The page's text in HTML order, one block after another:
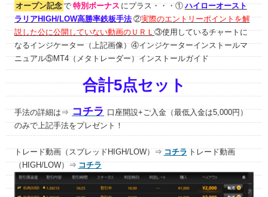
オープン記念で特別ボーナスにプラス・・・① ハイローオースト
ラリアHIGH/LOW高勝率鉄板手法 ②実際のエントリーポイントを解
説した公に公開していない動画のＵＲＬ③使用しているチャートに
なるインジケーター（上記画像）④インジケーターインストールマ
ニュアル⑤MT4（メタトレーダー）インストールガイド
合計5点セット
手法の詳細は⇒ コチラ 口座開設+ご入金（最低入金は5,000円）
のみで上記手法をプレゼント！
トレード動画（スプレッドHIGH/LOW）⇒ コチラ トレード動画
（HIGH/LOW）⇒コチラ